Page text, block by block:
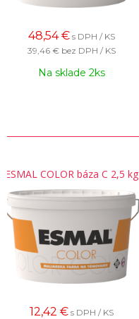
48,54 € s DPH / KS
39,46 € bez DPH / KS
Na sklade 2ks
ESMAL COLOR báza C 2,5 kg
12,42 € s DPH / KS